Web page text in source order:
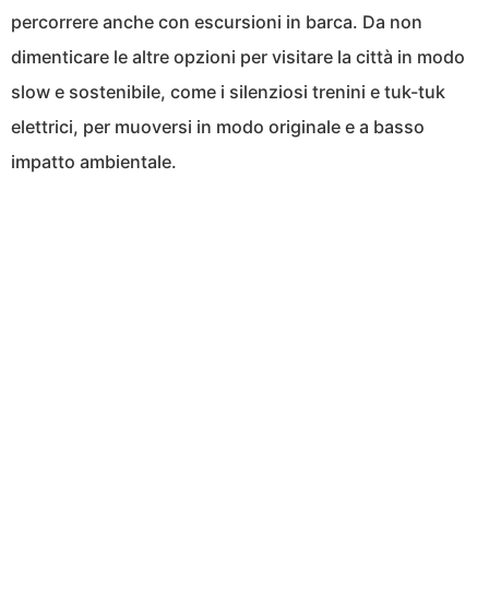
percorrere anche con escursioni in barca. Da non
dimenticare le altre opzioni per visitare la città in modo
slow e sostenibile, come i silenziosi trenini e tuk-tuk
elettrici, per muoversi in modo originale e a basso
impatto ambientale.